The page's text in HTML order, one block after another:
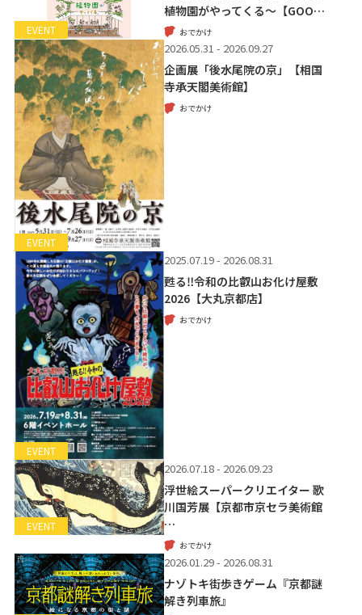
EVENT
植物園がやってくる～【GOO…
おでかけ
EVENT
2026.05.31 - 2026.09.27
企画展「後水尾院の京」【相国
寺承天閣美術館】
おでかけ
EVENT
2025.07.19 - 2026.08.31
甦る‼令和の比叡山お化け屋敷
2026【大丸京都店】
おでかけ
EVENT
2026.07.18 - 2026.09.23
浮世絵スーパークリエイター 歌
川国芳展【京都市京セラ美術館
…
おでかけ
2026.01.29 - 2026.08.31
ナゾトキ街歩きゲーム『京都謎
解き列車旅』